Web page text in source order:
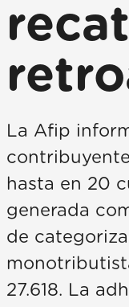
La Afip
hasta en 20
generada
de
27.618. La